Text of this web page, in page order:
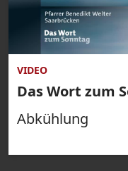
VIDEO
Das Wort zum
Abkühlung